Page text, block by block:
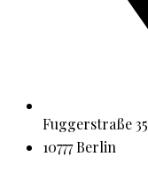
Fuggerstraße 35
10777 Berlin